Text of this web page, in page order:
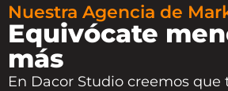
Nuestra Agencia de
Equivócate
más
En Dacor Studio creemos que